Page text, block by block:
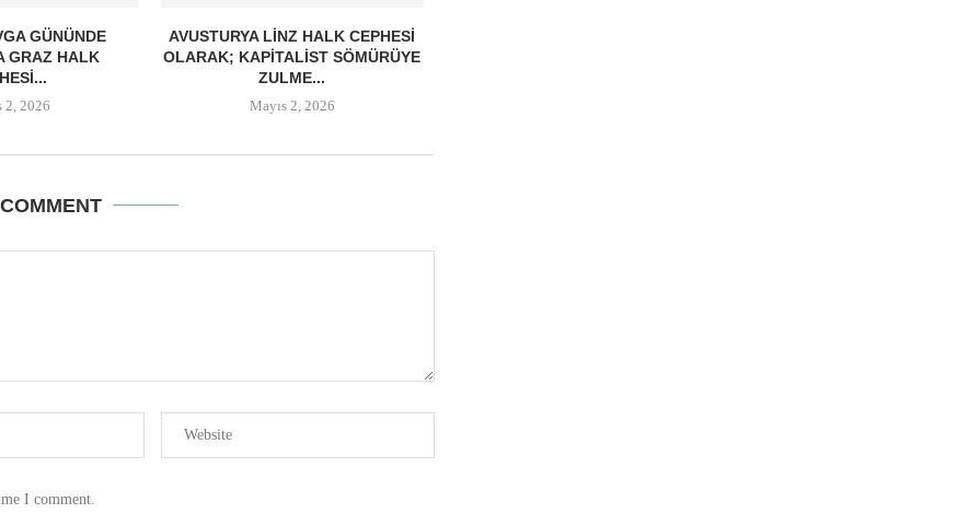
GÜNÜNDE
GRAZ HALK
2, 2026
AVUSTURYA LINZ HALK CEPHESI
OLARAK; KAPITALIST SÖMÜRÜYE
ZULME...
Mayıs 2, 2026
I comment.